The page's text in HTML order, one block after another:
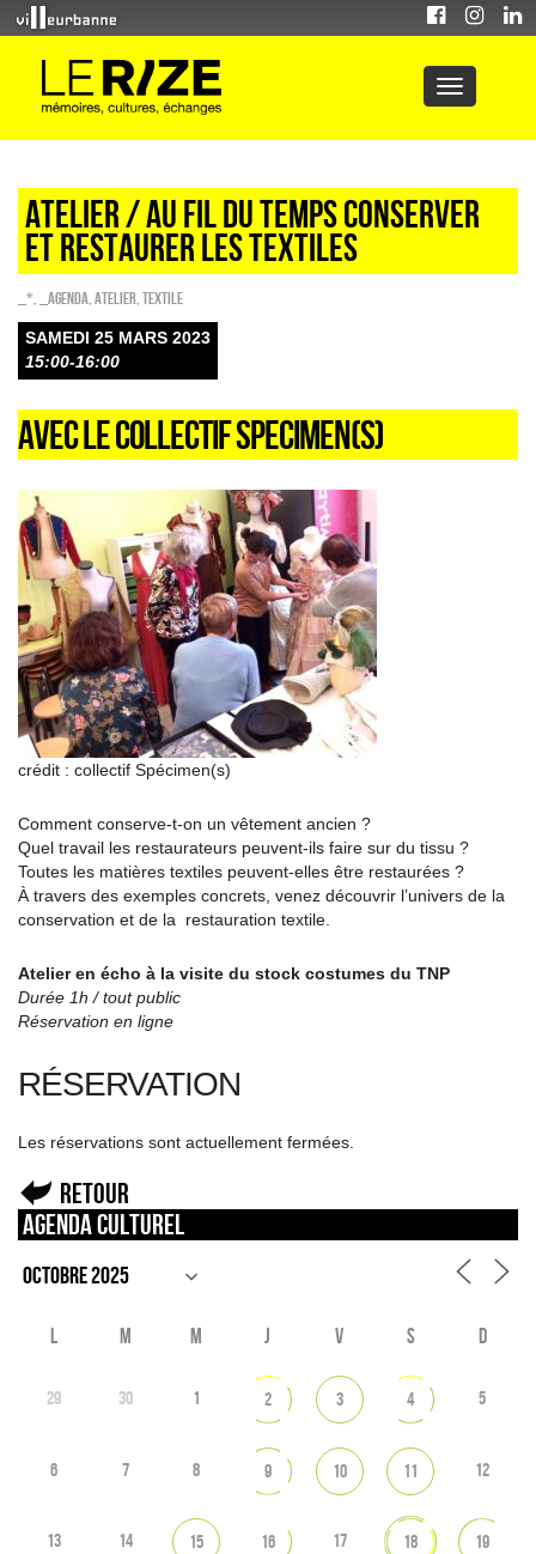
Atelier / AU FIL DU TEMPS CONSERVER
ET RESTAURER LES TEXTILES
_* _Agenda Atelier Textile
SAMEDI 25 MARS 2023
15:00-16:00
AVEC LE COLLECTIF SPECIMEN(S)
crédit : collectif Spécimen(s)
Comment conserve-t-on un vêtement ancien ?
Quel travail les restaurateurs peuvent-ils faire sur du tissu ?
Toutes les matières textiles peuvent-elles être restaurées ?
À travers des exemples concrets, venez découvrir l’univers de la
conservation et de la restauration textile.
Atelier en écho à la visite du stock costumes du TNP
Durée 1h / tout public
Réservation en ligne
RÉSERVATION
Les réservations sont actuellement fermées.
Retour
Agenda culturel
L M M J V S D
29 30 1 2 3 4 5
6 7 8 9 10 11 12
13 14 15 16 17 18 19